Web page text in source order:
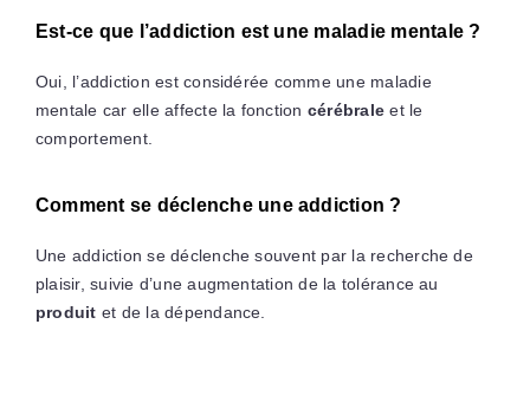
Est-ce que l’addiction est une maladie mentale ?
Oui, l’addiction est considérée comme une maladie
mentale car elle affecte la fonction cérébrale et le
comportement.
Comment se déclenche une addiction ?
Une addiction se déclenche souvent par la recherche de
plaisir, suivie d’une augmentation de la tolérance au
produit et de la dépendance.